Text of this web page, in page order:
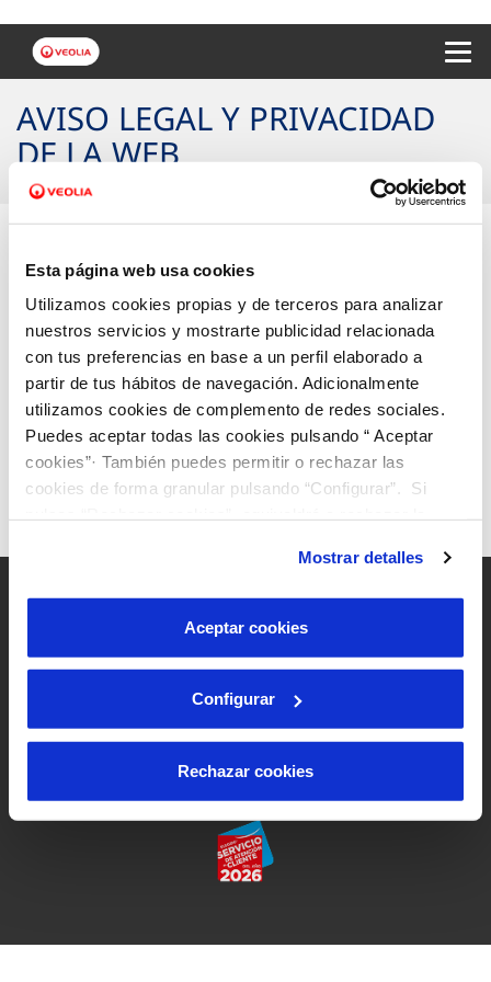
Esta página web usa cookies
Utilizamos cookies propias y de terceros para analizar
nuestros servicios y mostrarte publicidad relacionada
con tus preferencias en base a un perfil elaborado a
partir de tus hábitos de navegación. Adicionalmente
utilizamos cookies de complemento de redes sociales.
Puedes aceptar todas las cookies pulsando “ Aceptar
cookies”· También puedes permitir o rechazar las
cookies de forma granular pulsando “Configurar”. Si
son indispensables para que el sitio web funcione y que
por tanto no se pueden desactivar. Puedes consultar
más información en nuestra
Política de Cookies
Mostrar detalles
Aceptar cookies
Configurar
Rechazar cookies
AVISO LEGAL Y PRIVACIDAD
DE LA WEB
1. AVISO LEGAL Y CONDICIONES
GENERALES DE UTILIZACIÓN DEL SITIO
WEB
2. POLÍTICA DE PRIVACIDAD DE LA WEB
Aviso legal y privacidad de la web
Política de cookies
Política de protección de datos